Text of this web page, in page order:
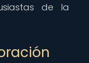
de la